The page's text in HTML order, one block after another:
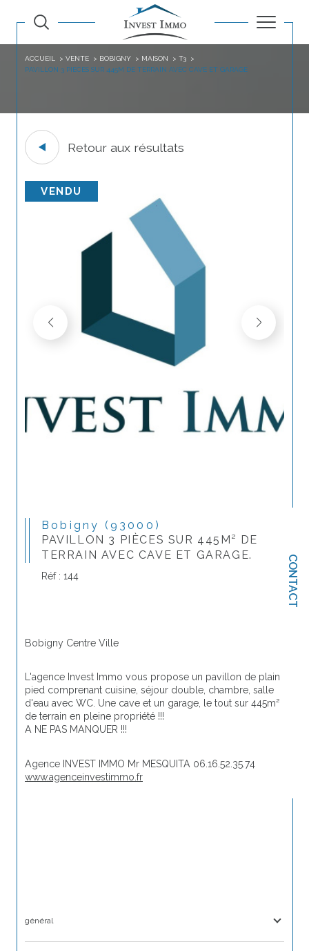
CONTACT
ACCUEIL VENTE BOBIGNY MAISON
T3
PAVILLON 3 PIECES SUR 445M DE TERRAIN AVEC CAVE ET GARAGE
Retour aux résultats
VENDU
Bobigny (93000)
PAVILLON 3 PIÈCES SUR 445M² DE
TERRAIN AVEC CAVE ET GARAGE.
Réf : 144
Bobigny Centre Ville
L'agence Invest Immo vous propose un pavillon de plain
pied comprenant cuisine, séjour double, chambre, salle
d'eau avec WC. Une cave et un garage, le tout sur 445m²
de terrain en pleine propriété !!!
A NE PAS MANQUER !!!
Agence INVEST IMMO Mr MESQUITA 06.16.52.35.74
www.agenceinvestimmo.fr
général